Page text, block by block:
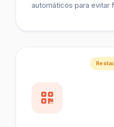
automáticos para evitar